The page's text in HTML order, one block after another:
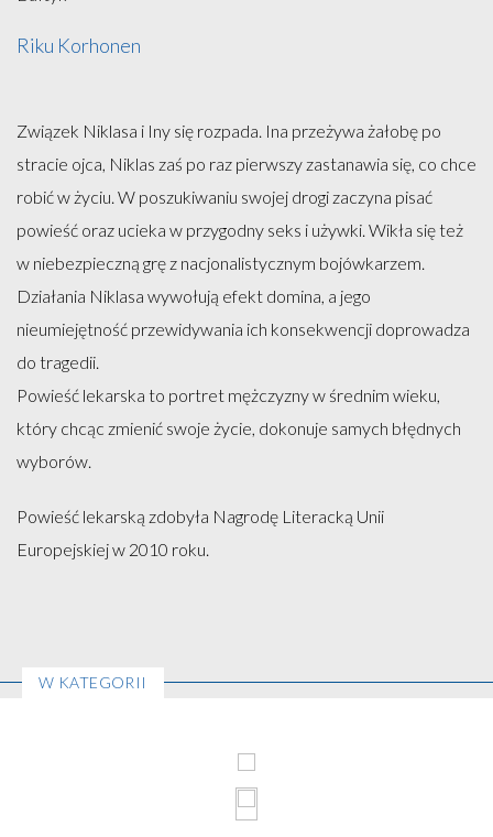
Riku Korhonen
Związek Niklasa i Iny się rozpada. Ina przeżywa żałobę po
stracie ojca, Niklas zaś po raz pierwszy zastanawia się, co chce
robić w życiu. W poszukiwaniu swojej drogi zaczyna pisać
powieść oraz ucieka w przygodny seks i używki. Wikła się też
w niebezpieczną grę z nacjonalistycznym bojówkarzem.
Działania Niklasa wywołują efekt domina, a jego
nieumiejętność przewidywania ich konsekwencji doprowadza
do tragedii.
Powieść lekarska to portret mężczyzny w średnim wieku,
który chcąc zmienić swoje życie, dokonuje samych błędnych
wyborów.
Powieść lekarską zdobyła Nagrodę Literacką Unii
Europejskiej w 2010 roku.
W KATEGORII